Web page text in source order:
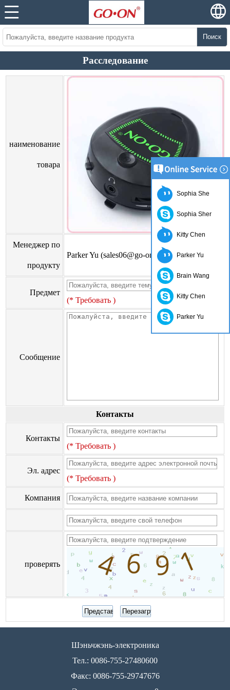
Поиск
Расследование
наименование
товара
Менеджер по
продукту
Parker Yu (sales06@go-on.cn)
Предмет
(* Требовать )
Сообщение
Контакты
Контакты
(* Требовать )
Эл. адрес
(* Требовать )
Компания
проверять
Шэньчжэнь-электроника
Тел.: 0086-755-27480600
Факс: 0086-755-29747676
Sophia She
Sophia Sher
Kitty Chen
Parker Yu
Brain Wang
Kitty Chen
Parker Yu